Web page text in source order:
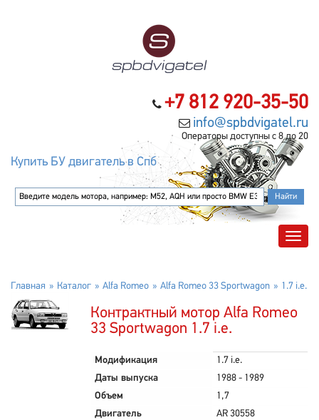
+7 812 920-35-50
info@spbdvigatel.ru
Операторы доступны с 8 до 20
Купить БУ двигатель в Спб
Главная Каталог Alfa Romeo Alfa Romeo 33 Sportwagon 1.7 i.e.
Контрактный мотор Alfa Romeo
33 Sportwagon 1.7 i.e.
Модификация
1.7 i.e.
Даты выпуска
1988 - 1989
Объем
1,7
Двигатель
AR 30558